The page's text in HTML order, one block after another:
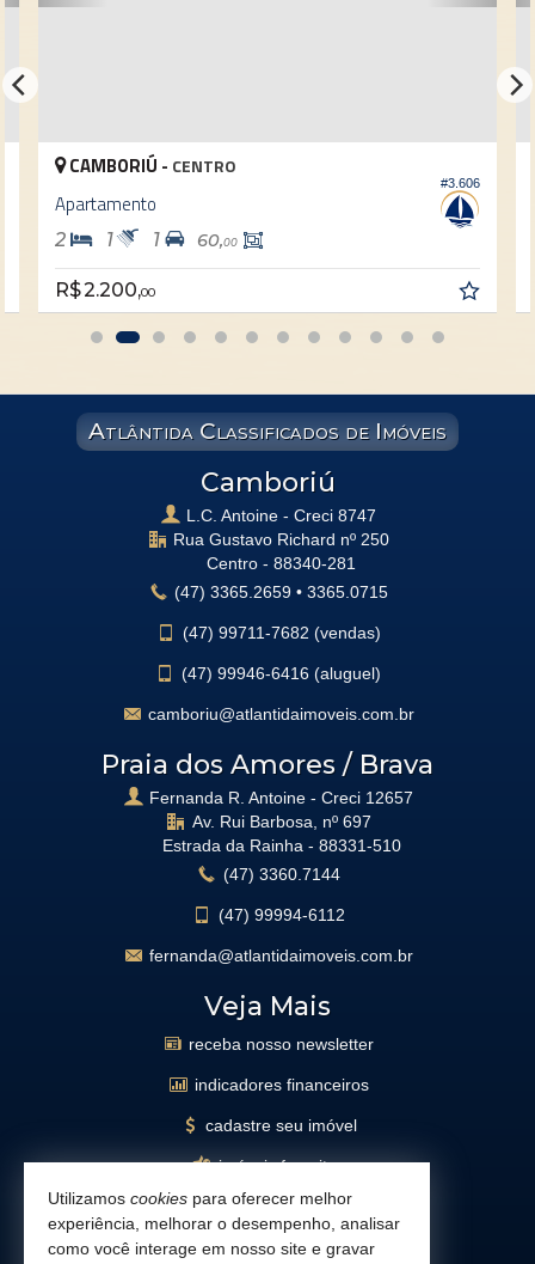
#3.606
CAMBORIÚ - CENTRO
Apartamento
2 1 1 60,00
R$ 2.200,00
Atlântida Classificados de Imóveis
Camboriú
L.C. Antoine - Creci 8747
Rua Gustavo Richard nº 250
Centro - 88340-281
(47) 3365.2659 • 3365.0715
(47) 99711-7682 (vendas)
(47) 99946-6416 (aluguel)
camboriu@atlantidaimoveis.com.br
Praia dos Amores / Brava
Fernanda R. Antoine - Creci 12657
Av. Rui Barbosa, nº 697
Estrada da Rainha - 88331-510
(47) 3360.7144
(47) 99994-6112
fernanda@atlantidaimoveis.com.br
Veja Mais
receba nosso newsletter
indicadores financeiros
cadastre seu imóvel
imóveis favoritos
mapa de imóveis
busca imóveis
Utilizamos cookies para oferecer melhor
experiência, melhorar o desempenho, analisar
como você interage em nosso site e gravar